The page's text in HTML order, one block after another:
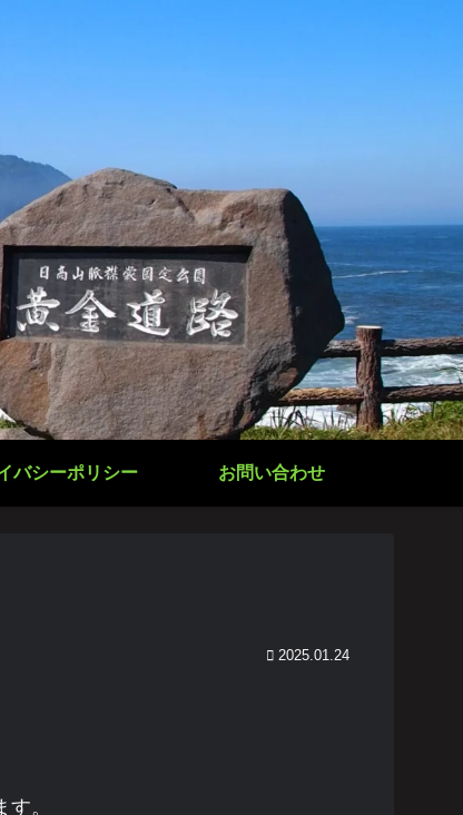
バシーポリシー お問い合わせ
2025.01.24
。